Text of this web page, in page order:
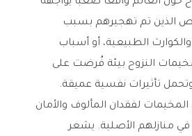
الذين تم تهجيرهم بسبب
الطبيعية، أو أسباب
النزوح بيئة فُرضت على
وتحمل تأثيرات نفسية عميقة.
لفقدان المألوف والأمان
في منازلهم الأصلية. يشعر